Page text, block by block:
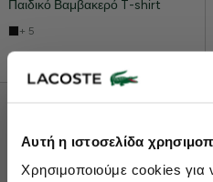
Αυτή η ιστοσελίδα
Χρησιμοποιούμε cookies
Παιδικό Βαμβακερό T-shirt
+ 5
Lacoste Essentials Await
σας αγορά.